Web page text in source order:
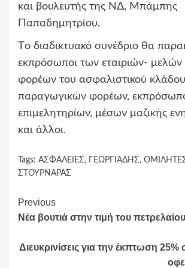
και βουλευτής της ΝΔ, Μπάμπης
Παπαδημητρίου.
Tο διαδικτυακό συνέδριο θα
εκπρόσωποι των εταιριών- μελών
φορέων του ασφαλιστικού
παραγωγικών φορέων,
επιμελητηρίων, μέσων μαζικής
και άλλοι.
Tags: ΑΣΦΑΛΕΙΕΣ, ΓΕΩΡΓΙΑΔΗΣ,
ΣΤΟΥΡΝΑΡΑΣ
Continue
Reading
Previous
Νέα βουτιά στην τιμή του πετρελαίου
Διευκρινίσεις για την έκπτωση